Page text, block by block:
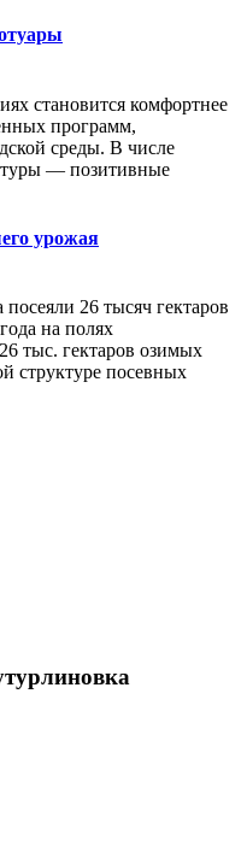
становится комфортнее
программ,
среды. В числе
— позитивные
урожая
26 тысяч гектаров
на полях
тыс. гектаров озимых
структуре посевных